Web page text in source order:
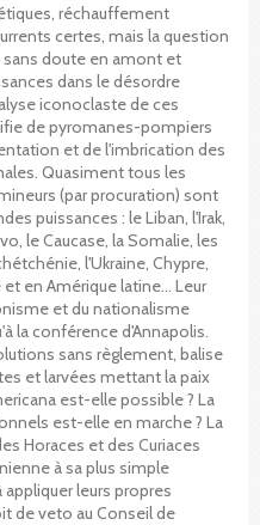
réchauffement
certes, mais la question
doute en amont et
dans le désordre
iconoclaste de ces
de pyromanes-pompiers
et de l'imbrication des
Quasiment tous les
(par procuration) sont
puissances : le Liban, l'Irak,
le Caucase, la Somalie, les
l'Ukraine, Chypre,
en Amérique latine… Leur
et du nationalisme
la conférence d'Annapolis.
sans règlement, balise
et larvées mettant la paix
est-elle possible ? La
est-elle en marche ? La
Horaces et des Curiaces
à sa plus simple
leurs propres
de veto au Conseil de